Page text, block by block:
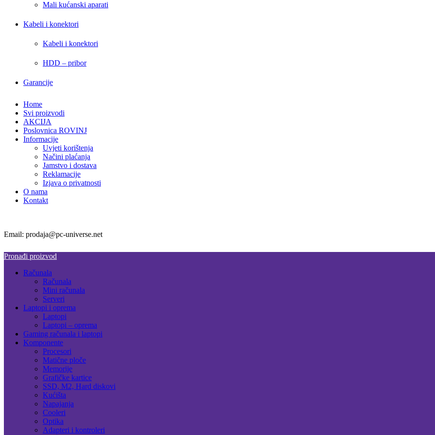
Mali kućanski aparati
Kabeli i konektori
Kabeli i konektori
HDD – pribor
Garancije
Home
Svi proizvodi
AKCIJA
Poslovnica ROVINJ
Informacije
Uvjeti korištenja
Načini plaćanja
Jamstvo i dostava
Reklamacije
Izjava o privatnosti
O nama
Kontakt
Email: prodaja@pc-universe.net
Pronađi proizvod
Računala
Računala
Mini računala
Serveri
Laptopi i oprema
Laptopi
Laptopi – oprema
Gaming računala i laptopi
Komponente
Procesori
Matične ploče
Memorije
Grafičke kartice
SSD, M2, Hard diskovi
Kućišta
Napajanja
Cooleri
Optika
Adapteri i kontroleri